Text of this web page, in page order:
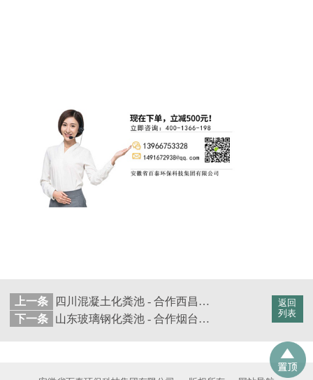
返回
列表
上一条
四川混凝土化粪池 - 合作西昌市建工机械厂​【百泰集团】
下一条
山东玻璃钢化粪池 - 合作烟台传奇置业科技有限公司【百泰集团】